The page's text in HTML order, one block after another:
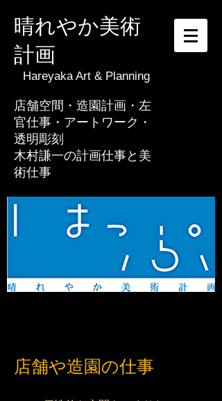
晴れやか美術
計画
Hareyaka Art & Planning
​店舗空間・造園計画・左
官仕事・アートワーク・
透明彫刻
​木村謙一の計画仕事と美
術仕事
​店舗や造園の仕事